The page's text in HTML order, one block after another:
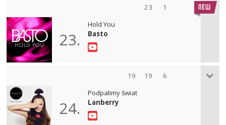
23 1
23.
Hold You
Basto
19 19 6
24.
Podpalimy świat
Lanberry